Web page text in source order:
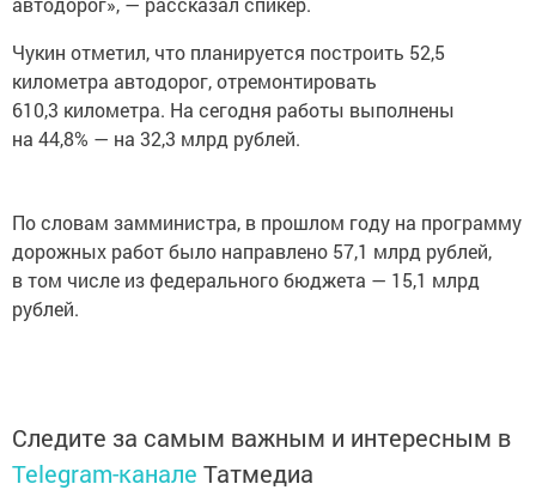
Чукин отметил, что планируется построить 52,5
километра автодорог, отремонтировать
610,3 километра. На сегодня работы выполнены
на 44,8% — на 32,3 млрд рублей.
По словам замминистра, в прошлом году на программу
дорожных работ было направлено 57,1 млрд рублей,
в том числе из федерального бюджета — 15,1 млрд
рублей.
Следите за самым важным и интересным в
Telegram-канале Татмедиа